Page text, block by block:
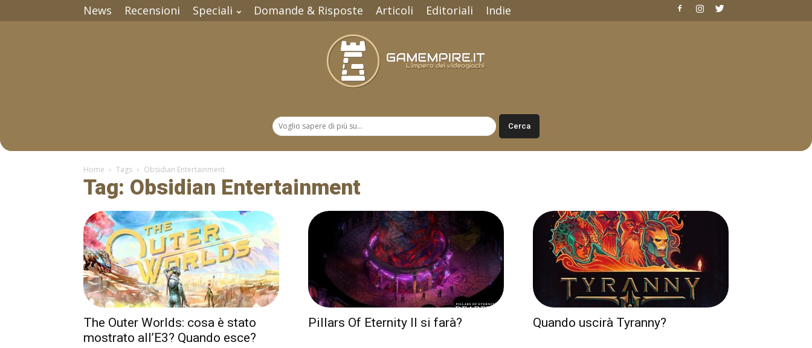
News Recensioni Speciali Domande & Risposte Articoli Editoriali Indie
Home Tags Obsidian Entertainment
Tag: Obsidian Entertainment
The Outer Worlds: cosa è stato
mostrato all’E3? Quando esce?
Pillars Of Eternity II si farà? Quando uscirà Tyranny?